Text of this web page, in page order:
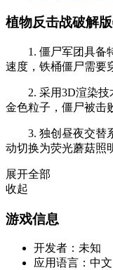
植物反击战破解版
1. 僵尸军团具备特
速度，铁桶僵尸需要
2. 采用3D渲染技
金色粒子，僵尸被击
3. 独创昼夜交替系
动切换为荧光蘑菇照
展开全部
收起
游戏信息
开发者： 未知
应用语言： 中文